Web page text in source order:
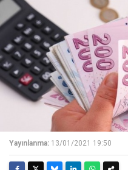
Yayınlanma: 13/01/2021 19:50